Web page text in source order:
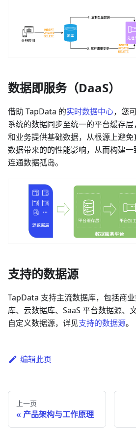
数据即服务（DaaS）
借助 TapData 的实时数据中心，您
系统的数据同步至统一的平台缓存
和业务提供基础数据，从根源上避
数据带来的的性能影响，从而构建一
连通数据孤岛。
支持的数据源
TapData 支持主流数据库，包括商
库、云数据库、SaaS 平台数据源、
自定义数据源，详见支持的数据源。
编辑此页
上一页
产品架构与工作原理